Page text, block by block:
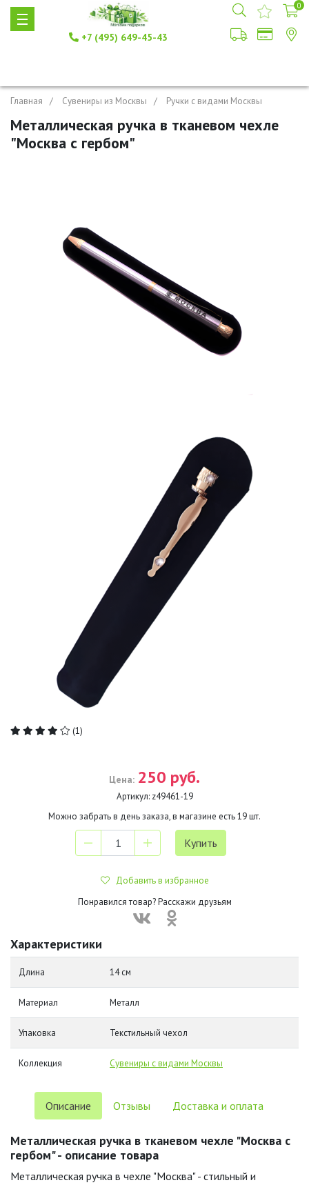
+7 (495) 649-45-43
0
Главная Сувениры из Москвы Ручки с видами Москвы
Металлическая ручка в тканевом чехле
"Москва с гербом"
(1)
Цена: 250 руб.
Артикул: z49461-19
Можно забрать в день заказа, в магазине есть19шт.
Добавить в избранное
Понравился товар? Расскажи друзьям
Характеристики
Длина 14 см
Материал Металл
Упаковка Текстильный чехол
Коллекция Сувениры с видами Москвы
Описание Отзывы Доставка и оплата
Металлическая ручка в тканевом чехле "Москва с
гербом" - описание товара
Металлическая ручка в чехле "Москва" - стильный и